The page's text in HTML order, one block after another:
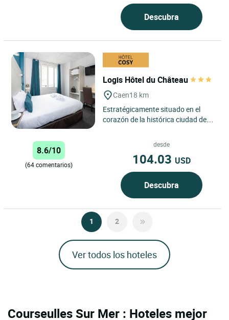
Descubra
Logis Hôtel du Château
Caen18 km
Estratégicamente situado en el
corazón de la histórica ciudad de
goza de una ubicación...
8.6/10
(64 comentarios)
desde
104.03 USD
Descubra
1 2
Ver todos los hoteles
Courseulles Sur Mer : Hoteles mejor